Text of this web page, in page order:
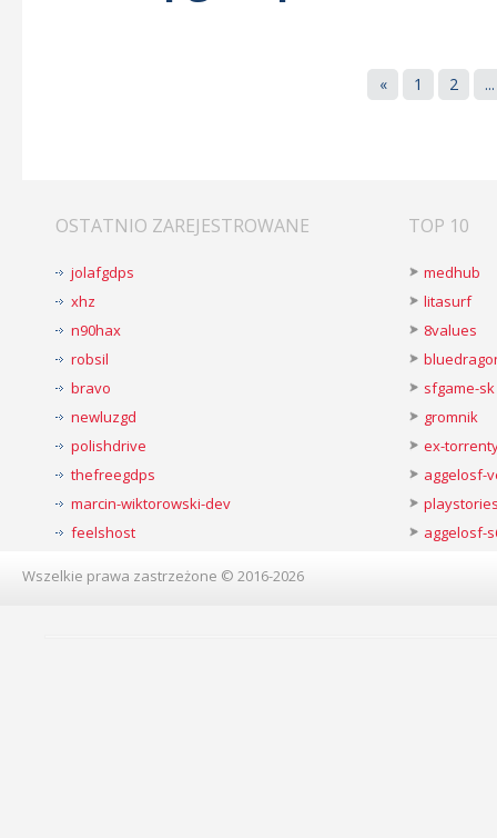
« 1 2 ...
OSTATNIO ZAREJESTROWANE
jolafgdps
xhz
n90hax
robsil
bravo
newluzgd
polishdrive
thefreegdps
marcin-wiktorowski-dev
feelshost
TOP 10
medhub
litasurf
8values
sfgame-sk
gromnik
ex-
aggelosf-
aggelosf-
Wszelkie prawa zastrzeżone © 2016-2026